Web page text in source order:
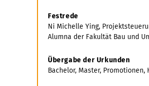
Festrede
Ni Michelle Ying,
Alumna der Fakultät Bau und
Übergabe der Urkunden
Bachelor, Master,